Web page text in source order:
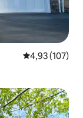
Gemiddelde
4,93 (107)